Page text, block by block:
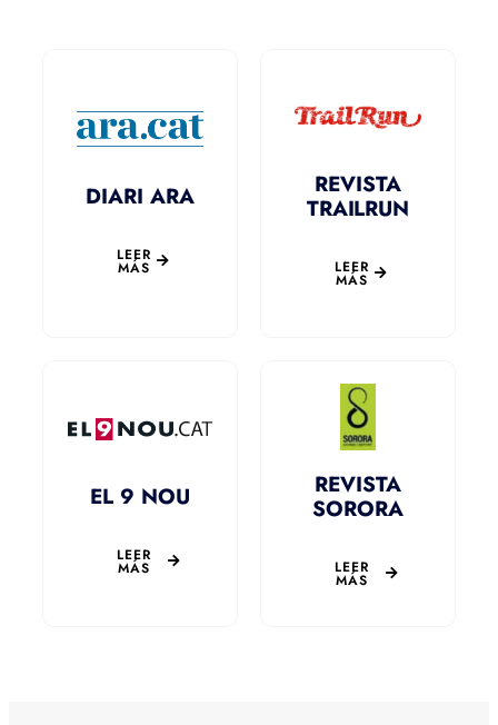
DIARI ARA
LEER
MÁS
REVISTA
TRAILRUN
LEER
MÁS
EL 9 NOU
LEER
MÁS
REVISTA
SORORA
LEER
MÁS